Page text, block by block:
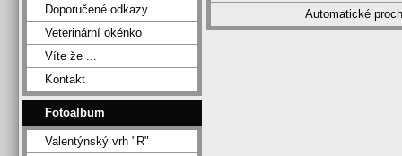
Automatické
Doporučené odkazy
Veterinární okénko
Víte že ...
Kontakt
Fotoalbum
Valentýnský vrh "R"